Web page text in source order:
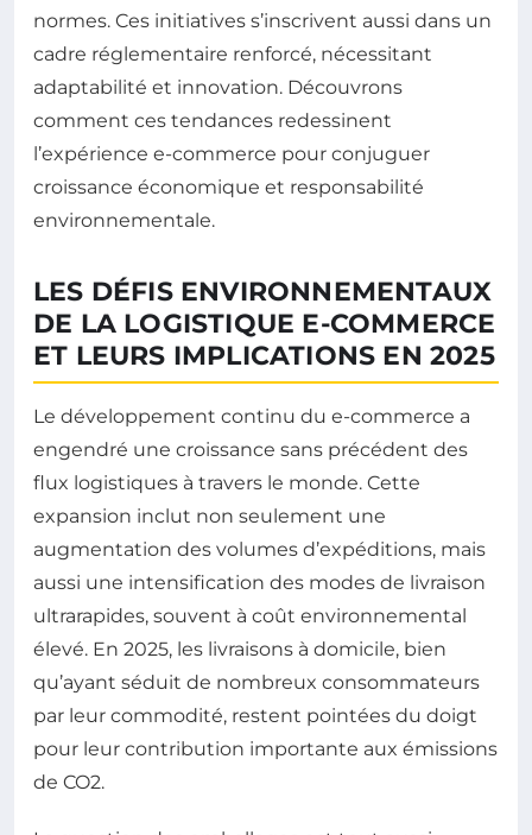
normes. Ces initiatives s’inscrivent aussi dans un
cadre réglementaire renforcé, nécessitant
adaptabilité et innovation. Découvrons
comment ces tendances redessinent
l’expérience e-commerce pour conjuguer
croissance économique et responsabilité
environnementale.
LES DÉFIS ENVIRONNEMENTAUX
DE LA LOGISTIQUE E-COMMERCE
ET LEURS IMPLICATIONS EN 2025
Le développement continu du e-commerce a
engendré une croissance sans précédent des
flux logistiques à travers le monde. Cette
expansion inclut non seulement une
augmentation des volumes d’expéditions, mais
aussi une intensification des modes de livraison
ultrarapides, souvent à coût environnemental
élevé. En 2025, les livraisons à domicile, bien
qu’ayant séduit de nombreux consommateurs
par leur commodité, restent pointées du doigt
pour leur contribution importante aux émissions
de CO2.